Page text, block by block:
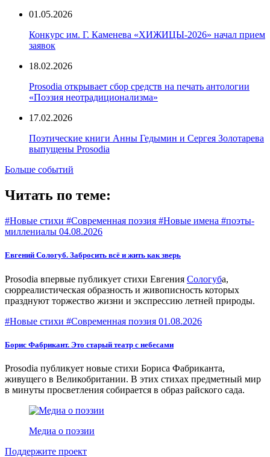
01.05.2026
Конкурс им. Г. Каменева «ХИЖИЦЫ-2026» начал прием
заявок
18.02.2026
Prosodia открывает сбор средств на печать антологии
«Поэзия неотрадиционализма»
17.02.2026
Поэтические книги Анны Гедымин и Сергея Золотарева
выпущены Prosodia
Больше событий
Читать по теме:
#Новые стихи #Современная поэзия #Новые имена #поэты-
миллениалы 04.08.2026
Евгений Сологуб. Забросить всё и жить как зверь
Prosodia впервые публикует стихи Евгения Сологуба,
сюрреалистическая образность и живописность которых
празднуют торжество жизни и экспрессию летней природы.
#Новые стихи #Современная поэзия 01.08.2026
Борис Фабрикант. Это старый театр с небесами
Prosodia публикует новые стихи Бориса Фабриканта,
живущего в Великобритании. В этих стихах предметный мир
в минуты просветления собирается в образ райского сада.
Медиа о поэзии
Поддержите проект